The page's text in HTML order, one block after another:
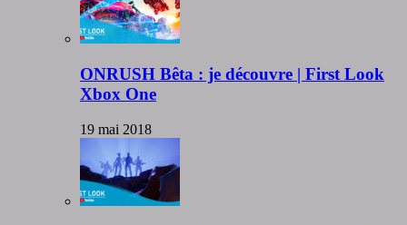
ONRUSH Bêta : je découvre | First Look
Xbox One
19 mai 2018